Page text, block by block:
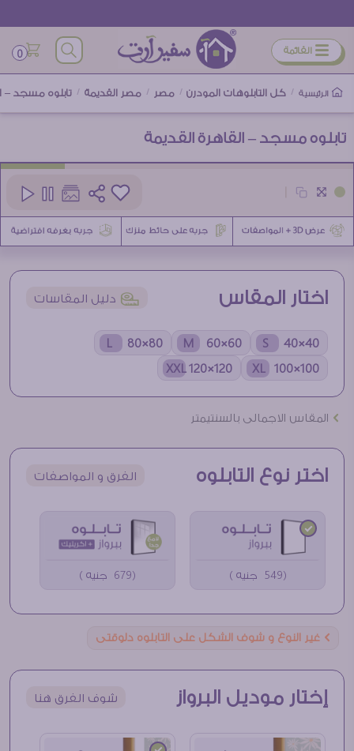
ÿ القائمة 0
الرئيسية / كل التابلوهات المودرن / مصر / مصر القديمة / تابلوه مسجد –
تابلوه مسجد – القاهرة القديمة
اختار المقاس í دليل المقاسات
40×40 S
60×60 M
80×80 L
100×100 XL
120×120 XXL
Ö المقاس الاجمالى بالسنتيمتر
اختر نوع التابلوه الفرق و المواصفات
(549 جنيه ) (679 جنيه )
Ö غير النوع و شوف الشكل على التابلوه دلوقتى
إختار موديل البرواز شوف الفرق هنا